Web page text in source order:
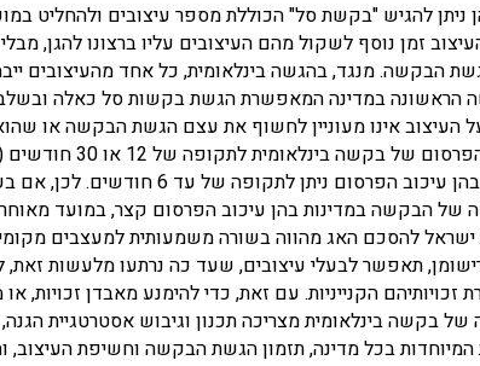
ניתן להגיש "בקשת סל" הכוללת מספר עיצובים ולהחליט
זמן נוסף לשקול מהם העיצובים עליו ברצונו להגן,
הבקשה. מנגד, בהגשה בינלאומית, כל אחד מהעיצובים
הראשונה במדינה המאפשרת הגשת בקשות סל כאלה ובשלב
העיצוב אינו מעוניין לחשוף את עצם הגשת הבקשה או שהוא
לעכב את עיכוב
(לדוגמה ישראל) בהן עיכוב
של הבקשה במדינות בהן עיכוב הפרסום קצר, במועד
להסכם האג מהווה בשורה משמעותית למעצבים
תאפשר לבעלי עיצובים, שעד כה נרתעו מלעשות זאת,
זכויותיהם הקנייניות. עם זאת, כדי להימנע מאבדן
בקשה בינלאומית מצריכה תכנון וגיבוש אסטרטגיית
המיוחדות בכל מדינה, תזמון הגשת הבקשה וחשיפת העיצוב,